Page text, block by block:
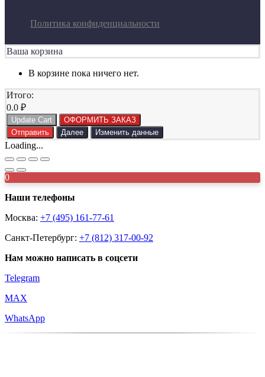
Политика конфиденциальности
Ваша корзина
В корзине пока ничего нет.
Итого:
0.0 ₽
Update Cart
ОФОРМИТЬ ЗАКАЗ
Отправить
Далее Изменить данные
Loading...
0
Наши телефоны
Москва: +7 (495) 161-77-61
Санкт-Петербург: +7 (812) 317-00-92
Нам можно написать в соцсети
Telegram
MAX
WhatsApp